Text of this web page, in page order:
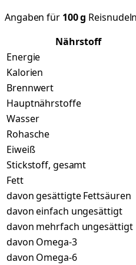
Angaben für 100g
Nährstoff
Energie
Kalorien
Brennwert
Hauptnährstoffe
Wasser
Rohasche
Eiweiß
Stickstoff, gesamt
Fett
davon gesättigte Fettsäuren
davon einfach ungesättigt
davon mehrfach ungesättigt
davon Omega-3
davon Omega-6